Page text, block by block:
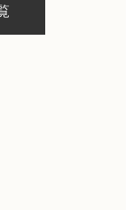
術をご
ご相談